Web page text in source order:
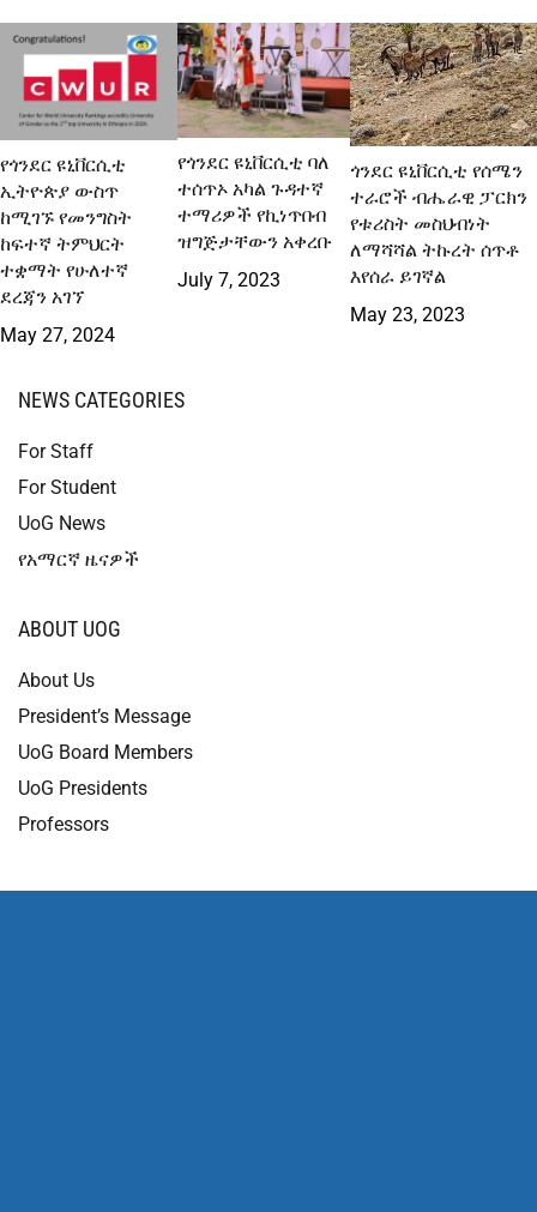
የጎንደር ዩኒቨርሲቲ
ኢትዮጵያ ውስጥ
ከሚገኙ የመንግስት
ከፍተኛ ትምህርት
ተቋማት የሁለተኛ
ደረጃን አገኘ
May 27, 2024
የጎንደር ዩኒቨርሲቲ ባለ
ተሰጥኦ አካል ጉዳተኛ
ተማሪዎች የኪነጥበብ
ዝግጅታቸውን አቀረቡ
July 7, 2023
ጎንደር ዩኒቨርሲቲ የሰሜን
ተራሮች ብሔራዊ ፓርክን
የቱሪስት መስህብነት
ለማሻሻል ትኩረት ሰጥቶ
እየሰራ ይገኛል
May 23, 2023
NEWS CATEGORIES
For Staff
For Student
UoG News
የአማርኛ ዜናዎች
ABOUT UOG
About Us
President’s Message
UoG Board Members
UoG Presidents
Professors